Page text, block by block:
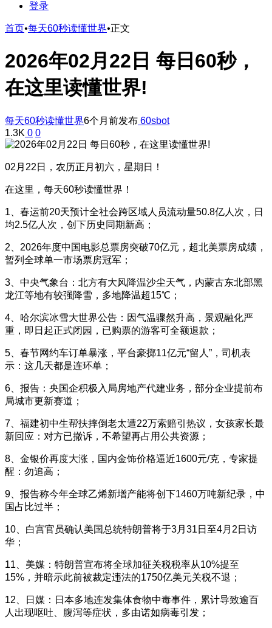
登录
首页•每天60秒读懂世界•正文
2026年02月22日 每日60秒，
在这里读懂世界!
每天60秒读懂世界6个月前发布 60sbot
1.3K 0 0
02月22日，农历正月初六，星期日！
在这里，每天60秒读懂世界！
1、春运前20天预计全社会跨区域人员流动量50.8亿人次，日
均2.5亿人次，创下历史同期新高；
2、2026年度中国电影总票房突破70亿元，超北美票房成绩，
暂列全球单一市场票房冠军；
3、中央气象台：北方有大风降温沙尘天气，内蒙古东北部黑
龙江等地有较强降雪，多地降温超15℃；
4、哈尔滨冰雪大世界公告：因气温骤然升高，景观融化严
重，即日起正式闭园，已购票的游客可全额退款；
5、春节网约车订单暴涨，平台豪掷11亿元“留人”，司机表
示：这几天都是连环单；
6、报告：央国企积极入局房地产代建业务，部分企业提前布
局城市更新赛道；
7、福建初中生帮扶摔倒老太遭22万索赔引热议，女孩家长最
新回应：对方已撤诉，不希望再占用公共资源；
8、金银价再度大涨，国内金饰价格逼近1600元/克，专家提
醒：勿追高；
9、报告称今年全球乙烯新增产能将创下1460万吨新纪录，中
国占比过半；
10、白宫官员确认美国总统特朗普将于3月31日至4月2日访
华；
11、美媒：特朗普宣布将全球加征关税税率从10%提至
15%，并暗示此前被裁定违法的1750亿美元关税不退；
12、日媒：日本多地连发集体食物中毒事件，累计导致逾百
人出现呕吐、腹泻等症状，多由诺如病毒引发；